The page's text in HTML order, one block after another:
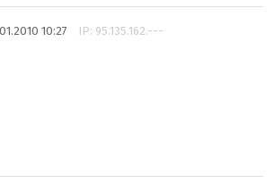
10:27 IP: 95.135.162.---